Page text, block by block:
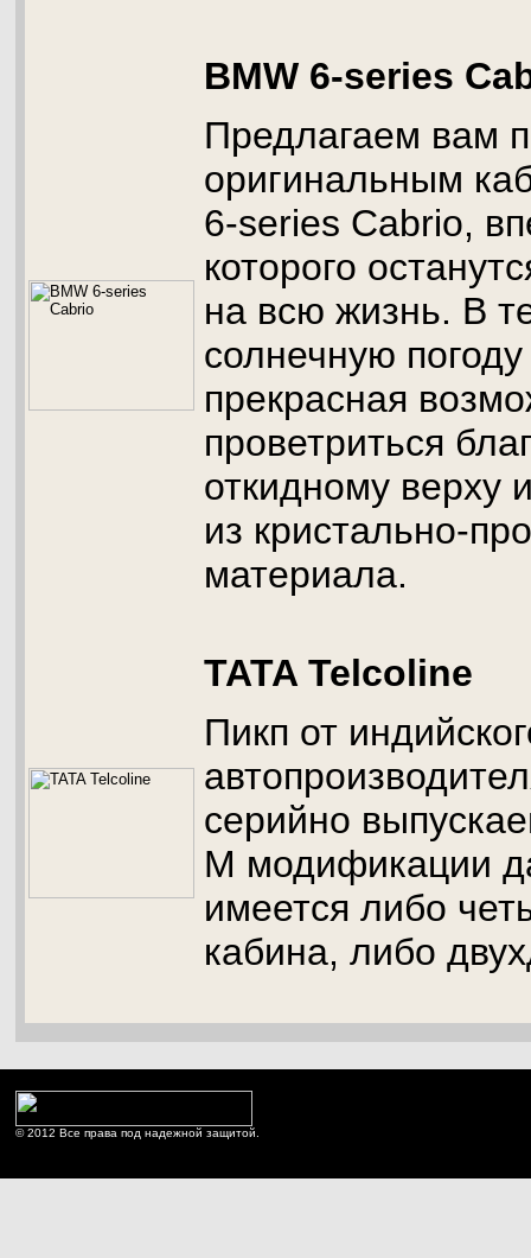
BMW 6-series
Предлагаем вам
оригинальным
6-series Cabrio,
которого
на всю жизнь. В
солнечную
прекрасная
проветриться
откидному верху
из кристально-
материала.
TATA Telcoline
Пикп от
серийно
М модификации
имеется либо
кабина, либо
© 2012 Все права под надежной защитой.